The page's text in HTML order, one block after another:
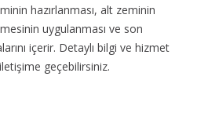
hazırlanması, alt zeminin
uygulanması ve son
içerir. Detaylı bilgi ve hizmet
geçebilirsiniz.